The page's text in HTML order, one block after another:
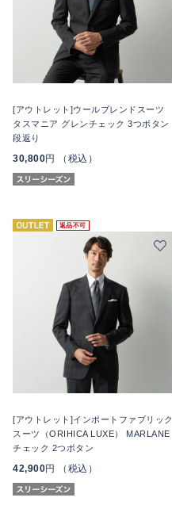
[アウトレット]ウールブレンドスーツ
タスマニア グレンチェック 3つボタン
段返り
30,800円 （税込）
返品不可
[アウトレット]インポートファブリック
スーツ（ORIHICA LUXE） MARLANE
チェック 2つボタン
42,900円 （税込）